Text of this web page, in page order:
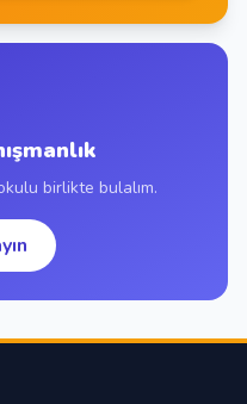
birlikte bulalım.